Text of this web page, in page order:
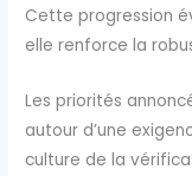
Cette progression
elle renforce la
Les priorités
autour d’une
culture de la